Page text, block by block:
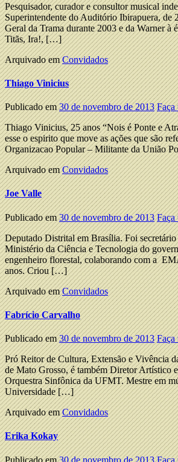
Pesquisador, curador e consultor musical
Superintendente do Auditório Ibirapuera, de
Geral da Trama durante 2003 e da Warner à
Titãs, Ira!, […]
Arquivado emConvidados
Thiago Vinicius
Publicado em30 de novembro de 2013 Faça
Thiago Vinicius, 25 anos “Nois é Ponte e
esse o espirito que move as ações que são
Organizacao Popular – Militante da União
Arquivado emConvidados
Joe Valle
Publicado em30 de novembro de 2013 Faça
Deputado Distrital em Brasília. Foi
Ministério da Ciência e Tecnologia do
engenheiro florestal, colaborando com a
anos. Criou […]
Arquivado emConvidados
Fabrício Carvalho
Publicado em30 de novembro de 2013 Faça
Pró Reitor de Cultura, Extensão e Vivência
de Mato Grosso, é também Diretor Artístico
Orquestra Sinfônica da UFMT. Mestre em
Universidade […]
Arquivado emConvidados
Erika Kokay
Publicado em30 de novembro de 2013 Faça